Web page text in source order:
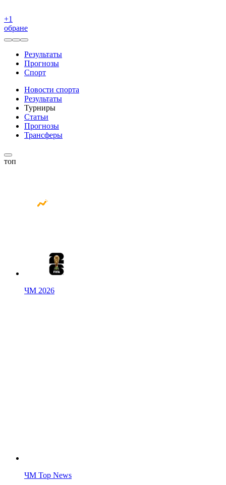
+1
обране
Результаты
Прогнозы
Спорт
Новости спорта
Результаты
Турниры
Статьи
Прогнозы
Трансферы
топ
ЧМ 2026
ЧМ Top News